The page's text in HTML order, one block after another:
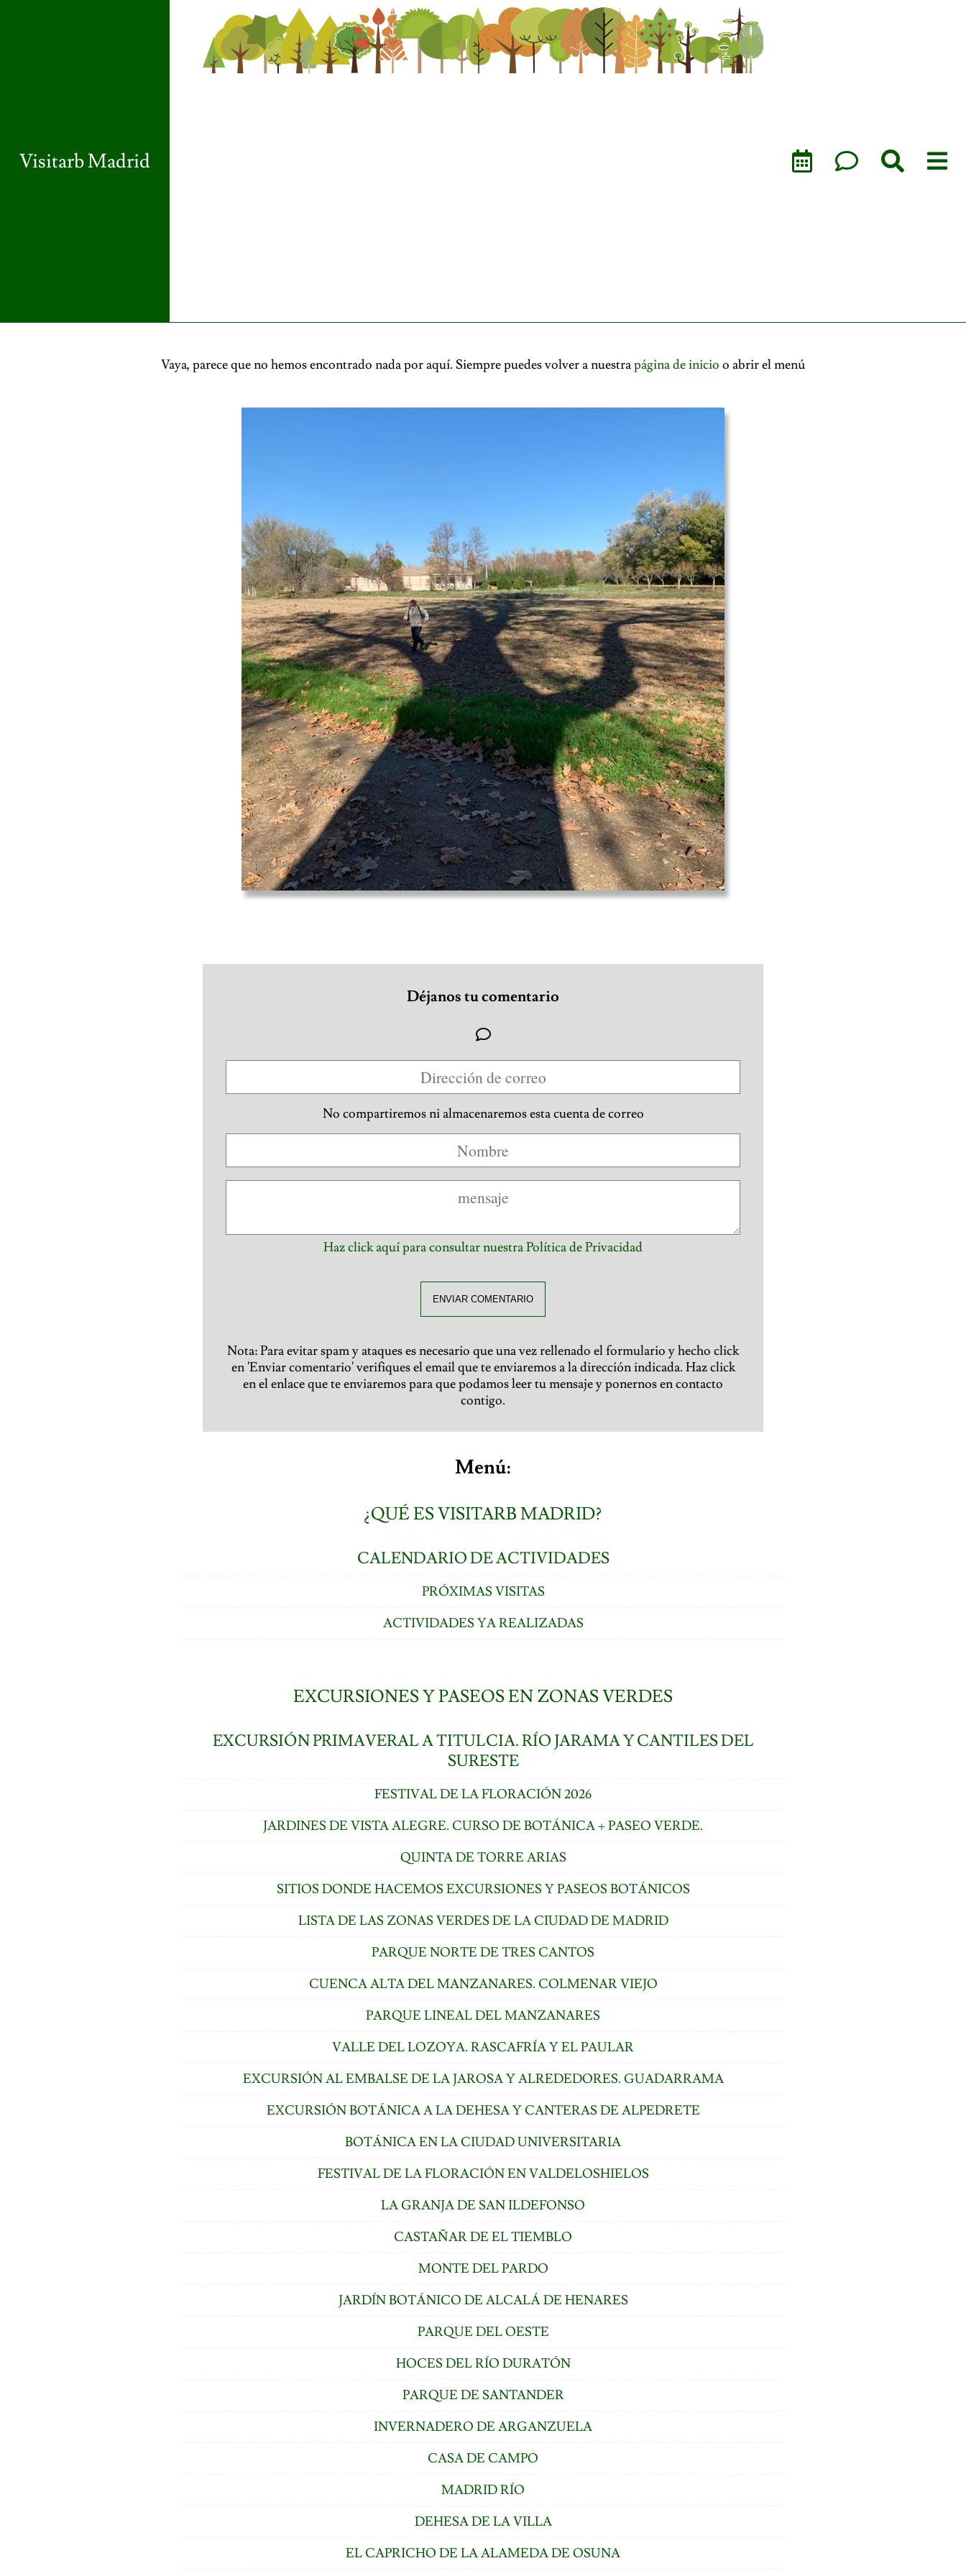
Visitarb Madrid
Vaya, parece que no hemos encontrado nada por aquí. Siempre puedes volver a nuestrapágina de inicio o abrir el menú
Déjanos tu comentario
No compartiremos ni almacenaremos esta cuenta de correo
Haz click aquí para consultar nuestra Política de Privacidad
ENVIAR COMENTARIO
Nota: Para evitar spam y ataques es necesario que una vez rellenado el formulario y hecho click
en 'Enviar comentario' verifiques el email que te enviaremos a la dirección indicada. Haz click
en el enlace que te enviaremos para que podamos leer tu mensaje y ponernos en contacto
contigo.
Menú:
¿QUÉ ES VISITARB MADRID?
CALENDARIO DE ACTIVIDADES
PRÓXIMAS VISITAS
ACTIVIDADES YA REALIZADAS
EXCURSIONES Y PASEOS EN ZONAS VERDES
EXCURSIÓN PRIMAVERAL A TITULCIA. RÍO JARAMA Y CANTILES DEL
SURESTE
FESTIVAL DE LA FLORACIÓN 2026
JARDINES DE VISTA ALEGRE. CURSO DE BOTÁNICA + PASEO VERDE.
QUINTA DE TORRE ARIAS
SITIOS DONDE HACEMOS EXCURSIONES Y PASEOS BOTÁNICOS
LISTA DE LAS ZONAS VERDES DE LA CIUDAD DE MADRID
PARQUE NORTE DE TRES CANTOS
CUENCA ALTA DEL MANZANARES. COLMENAR VIEJO
PARQUE LINEAL DEL MANZANARES
VALLE DEL LOZOYA. RASCAFRÍA Y EL PAULAR
EXCURSIÓN AL EMBALSE DE LA JAROSA Y ALREDEDORES. GUADARRAMA
EXCURSIÓN BOTÁNICA A LA DEHESA Y CANTERAS DE ALPEDRETE
BOTÁNICA EN LA CIUDAD UNIVERSITARIA
FESTIVAL DE LA FLORACIÓN EN VALDELOSHIELOS
LA GRANJA DE SAN ILDEFONSO
CASTAÑAR DE EL TIEMBLO
MONTE DEL PARDO
JARDÍN BOTÁNICO DE ALCALÁ DE HENARES
PARQUE DEL OESTE
HOCES DEL RÍO DURATÓN
PARQUE DE SANTANDER
INVERNADERO DE ARGANZUELA
CASA DE CAMPO
MADRID RÍO
DEHESA DE LA VILLA
EL CAPRICHO DE LA ALAMEDA DE OSUNA